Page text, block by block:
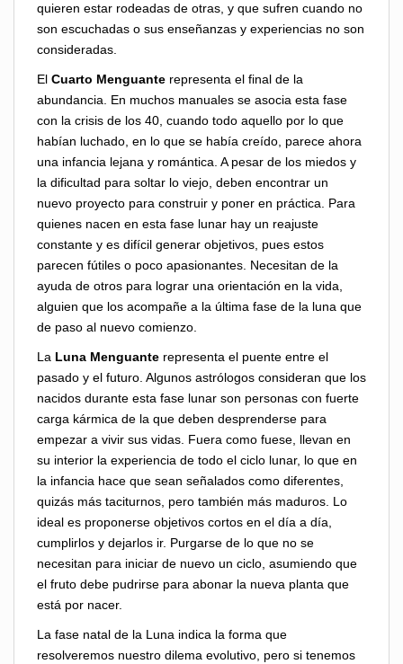
quieren estar rodeadas de otras, y que sufren cuando no
son escuchadas o sus enseñanzas y experiencias no son
consideradas.
El Cuarto Menguante representa el final de la
abundancia. En muchos manuales se asocia esta fase
con la crisis de los 40, cuando todo aquello por lo que
habían luchado, en lo que se había creído, parece ahora
una infancia lejana y romántica. A pesar de los miedos y
la dificultad para soltar lo viejo, deben encontrar un
nuevo proyecto para construir y poner en práctica. Para
quienes nacen en esta fase lunar hay un reajuste
constante y es difícil generar objetivos, pues estos
parecen fútiles o poco apasionantes. Necesitan de la
ayuda de otros para lograr una orientación en la vida,
alguien que los acompañe a la última fase de la luna que
de paso al nuevo comienzo.
La Luna Menguante representa el puente entre el
pasado y el futuro. Algunos astrólogos consideran que los
nacidos durante esta fase lunar son personas con fuerte
carga kármica de la que deben desprenderse para
empezar a vivir sus vidas. Fuera como fuese, llevan en
su interior la experiencia de todo el ciclo lunar, lo que en
la infancia hace que sean señalados como diferentes,
quizás más taciturnos, pero también más maduros. Lo
ideal es proponerse objetivos cortos en el día a día,
cumplirlos y dejarlos ir. Purgarse de lo que no se
necesitan para iniciar de nuevo un ciclo, asumiendo que
el fruto debe pudrirse para abonar la nueva planta que
está por nacer.
La fase natal de la Luna indica la forma que
resolveremos nuestro dilema evolutivo, pero si tenemos